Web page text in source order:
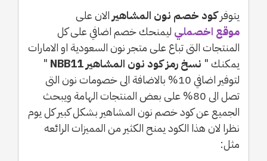
يتوفركود خصم نون المشاهير الان على
موقع اخصملي ليمنحك خصم اضافي على كل
المنتجات التى تباع على متجر نون السعودية او الامارات
يمكنك " نسخ رمز كود نون المشاهير NBB11
"
لتوفير اضافي 10% بالاضافة الى خصومات نون التى
تصل الى 80% على بعض المنتجات الهامة ويبحث
الجميع عن كود خصم نون المشاهير بشكل كبير كل يوم
نظرا لان هذا الكود يمنح الكثير من المميزات الرائعه
مثل: